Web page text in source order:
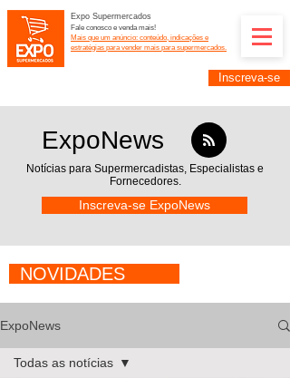
Expo Supermercados
Fale conosco e venda mais!
Mais que um anúncio: conteúdo, indicações e
estratégias para vender mais para supermercados.
Inscreva-se
ExpoNews
Notícias para Supermercadistas, Especialistas e
Fornecedores.
Inscreva-se ExpoNews
NOVIDADES
ExpoNews
Todas as notícias